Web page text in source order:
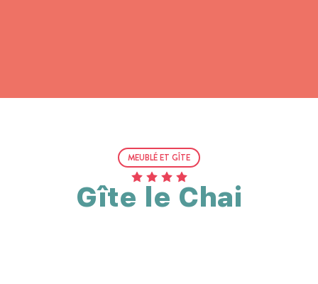
Gîte le Chai
MEUBLÉ ET GÎTE